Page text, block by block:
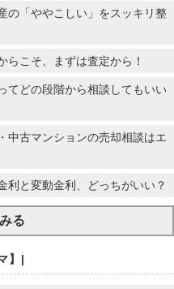
の「ややこしい」をスッキリ整
らこそ、まずは査定から！
てどの段階から相談してもいい
中古マンションの売却相談はエ
利と変動金利、どっちがいい？
る
】|